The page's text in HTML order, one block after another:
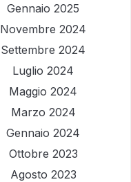
Gennaio 2025
Novembre 2024
Settembre 2024
Luglio 2024
Maggio 2024
Marzo 2024
Gennaio 2024
Ottobre 2023
Agosto 2023